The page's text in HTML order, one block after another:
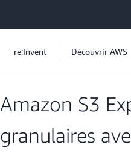
re:Invent Découvrir AWS
Amazon S3
granulaires